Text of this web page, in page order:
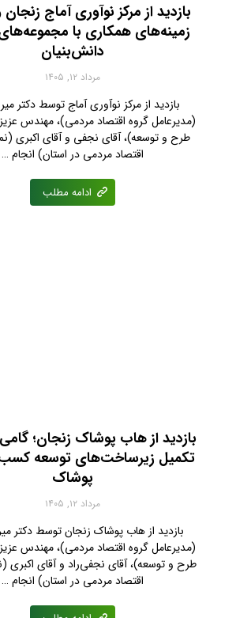
بازدید از مرکز نوآوری آماج
زمینه‌های همکاری با مجموعه‌های
دانش‌بنیان
مرداد ۱۲, ۱۴۰۵
بازدید از مرکز نوآوری آماج توسط دکتر
(مدیرعامل گروه اقتصاد مردمی)، مهندس
طرح و توسعه)، آقای نجفی‌ و آقای اکبری
اقتصاد مردمی در استان) انجام …
ادامه مطلب
بازدید از هاب پوشاک زنجان؛
تکمیل زیرساخت‌های توسعه
پوشاک
مرداد ۱۲, ۱۴۰۵
بازدید از هاب پوشاک زنجان توسط دکتر
(مدیرعامل گروه اقتصاد مردمی)، مهندس
طرح و توسعه)، آقای نجفی‌راد و آقای اکبری
اقتصاد مردمی در استان) انجام …